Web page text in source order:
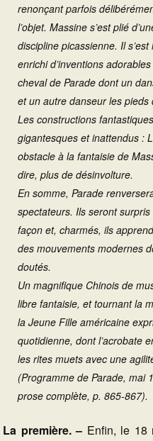
renonçant parfois
l’objet. Massine s’est plié
discipline picassienne. Il s’est
enrichi d’inventions
cheval de Parade dont un
et un autre danseur les pieds
Les constructions
gigantesques et inattendus :
obstacle à la fantaisie de
dire, plus de désinvolture.
En somme, Parade
spectateurs. Ils seront
façon et, charmés, ils
des mouvements modernes
doutés.
Un magnifique Chinois de
libre fantaisie, et tournant la
la Jeune Fille américaine
quotidienne, dont l’acrobate
les rites muets avec une
(Programme de Parade, mai
prose complète, p. 865-867).
La première. – Enfin, le 18